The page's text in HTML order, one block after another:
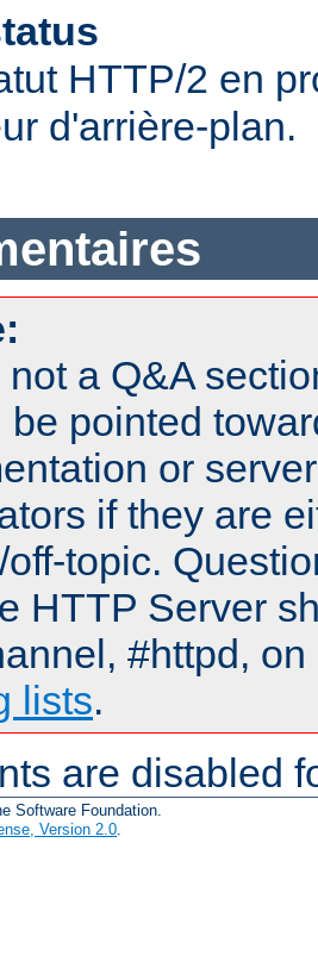
HTTP/2 en
d'arrière-plan.
a Q&A
be pointed
or
if they are
topic.
HTTP Server
#httpd,
lists.
are disabled
Software Foundation.
Version 2.0.